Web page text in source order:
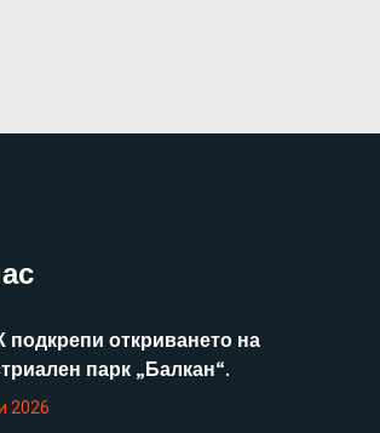
подкрепи откриването на
парк „Балкан“.
2026